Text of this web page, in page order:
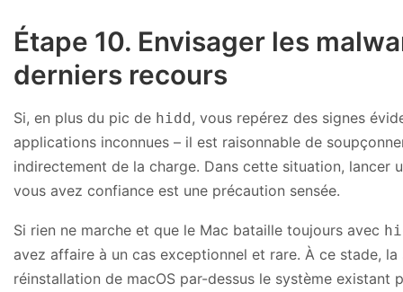
Étape 10. Envisager les
derniers recours
Si, en plus du pic de hidd, vous repérez des signes
applications inconnues – il est raisonnable de
indirectement de la charge. Dans cette situation, lancer
vous avez confiance est une précaution sensée.
Si rien ne marche et que le Mac bataille toujours avec
avez affaire à un cas exceptionnel et rare. À ce stade,
réinstallation de macOS par-dessus le système